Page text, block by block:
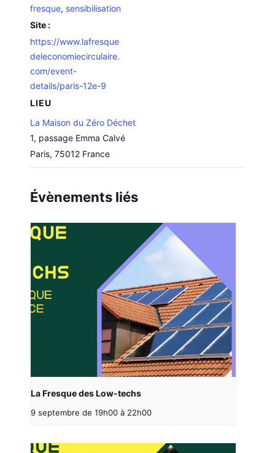
fresque, sensibilisation
Site :
https://www.lafresque
deleconomiecirculaire.
com/event-
details/paris-12e-9
LIEU
La Maison du Zéro Déchet
1, passage Emma Calvé
Paris, 75012 France
Évènements liés
La Fresque des Low-techs
9 septembre de 19h00 à 22h00